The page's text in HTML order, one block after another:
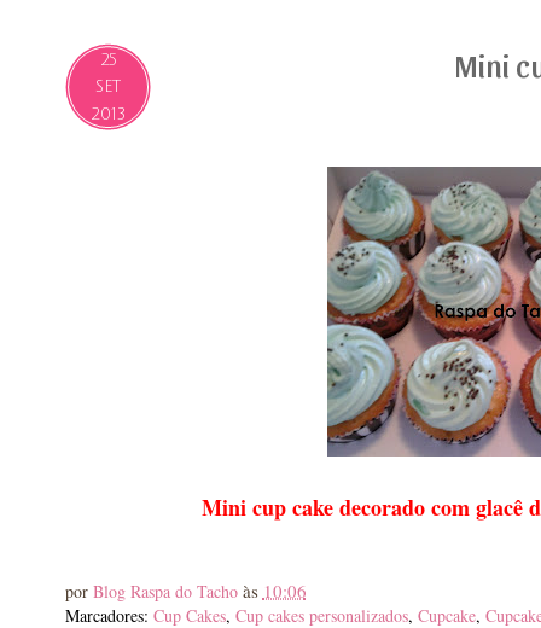
25
SET
2013
Mini
Mini cup cake decorado com glacê
por Blog Raspa do Tacho às 10:06
Marcadores: Cup Cakes, Cup cakes personalizados, Cupcake,